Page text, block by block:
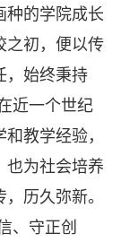
种的学院成长
之初，便以传
，始终秉持
近一个世纪
教学经验，
也为社会培养
历久弥新。
、守正创